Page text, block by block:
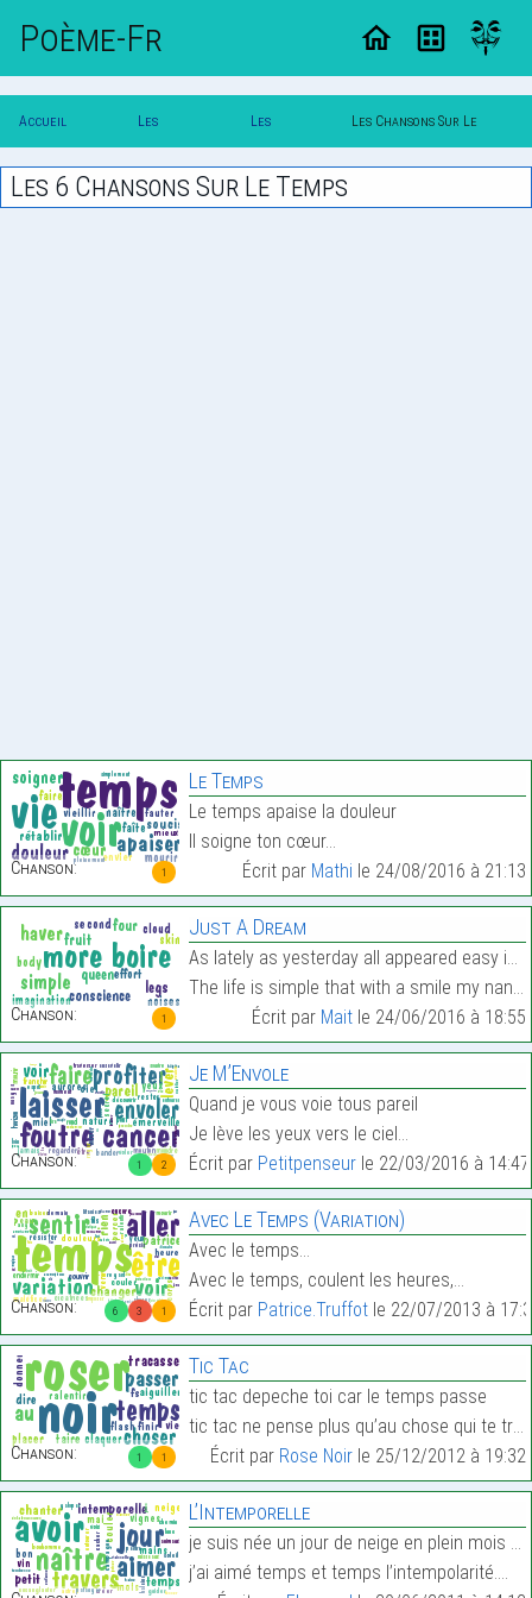
Poème-Fr
Accueil
Poesie
Les Les
Themes
Les Chansons Sur Le
Les 6 Chansons Sur Le Temps
1
Chanson:
Le Temps
Le temps apaise la douleur
Il soigne ton cœur…
Écrit par Mathi le 24/08/2016 à 21:13
1
Chanson:
Just A Dream
As lately as yesterday all appeared easy in my hea
The life is simple that with a smile my nanny told…
Écrit par Maitle 24/06/2016 à 18:55
1 2
Chanson:
Je M’Envole
Quand je vous voie tous pareil
Je lève les yeux vers le ciel…
Écrit par Petitpenseur le 22/03/2016 à 14:47
6 3 1
Chanson:
Avec Le Temps (Variation)
Avec le temps…
Avec le temps, coulent les heures,…
Écrit par Patrice.Truffotle 22/07/2013 à
1 1
Chanson:
Tic Tac
tic tac depeche toi car le temps passe
tic tac ne pense plus qu’au chose qui te tracasse…
Écrit par Rose Noirle 25/12/2012 à 19:32
L’Intemporelle
je suis née un jour de neige en plein mois de mai
j’ai aimé temps et temps l’intempolarité.…